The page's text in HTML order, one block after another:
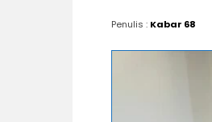
Penulis : Kabar 68